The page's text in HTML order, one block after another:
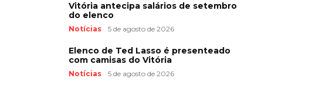
Vitória antecipa salários de setembro
do elenco
Notícias 5 de agosto de 2026
Elenco de Ted Lasso é presenteado
com camisas do Vitória
Notícias 5 de agosto de 2026